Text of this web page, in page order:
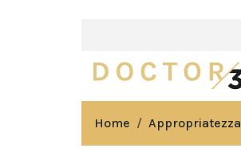
Home Appropriatezza